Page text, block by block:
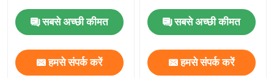
सबसे अच्छी कीमत
हमसे संपर्क करें
सबसे अच्छी कीमत
हमसे संपर्क करें